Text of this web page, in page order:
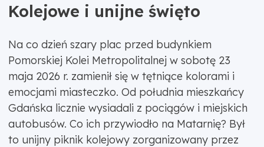
Kolejowe i unijne święto
Na co dzień szary plac przed budynkiem
Pomorskiej Kolei Metropolitalnej w sobotę 23
maja 2026 r. zamienił się w tętniące kolorami i
emocjami miasteczko. Od południa mieszkańcy
Gdańska licznie wysiadali z pociągów i miejskich
autobusów. Co ich przywiodło na Matarnię? Był
to unijny piknik kolejowy zorganizowany przez